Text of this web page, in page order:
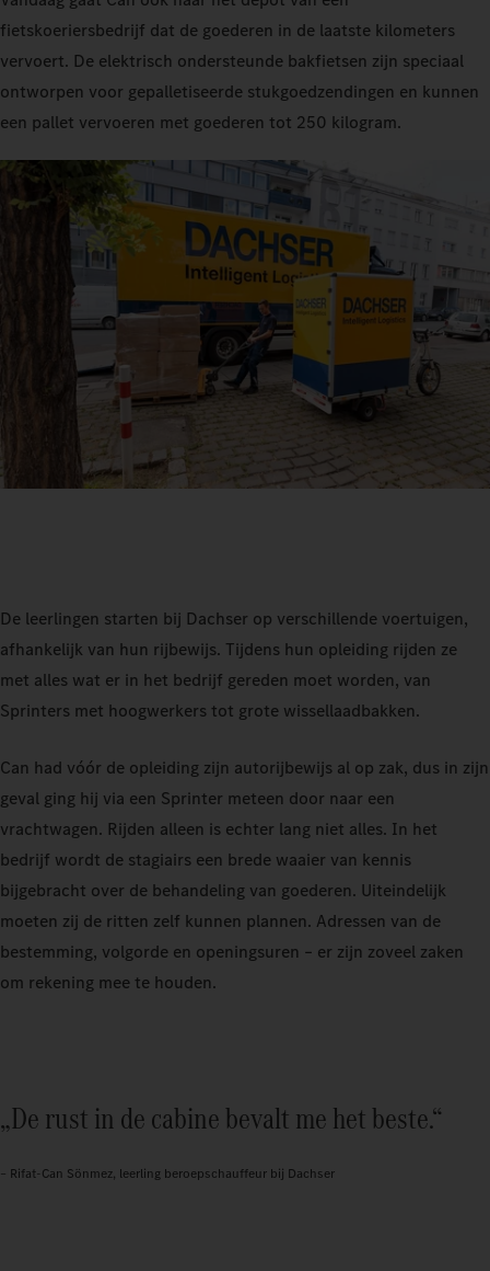
fietskoeriersbedrijf dat de goederen in de laatste kilometers
vervoert. De elektrisch ondersteunde bakfietsen zijn speciaal
ontworpen voor gepalletiseerde stukgoedzendingen en kunnen
een pallet vervoeren met goederen tot 250 kilogram.
De leerlingen starten bij Dachser op verschillende voertuigen,
afhankelijk van hun rijbewijs. Tijdens hun opleiding rijden ze
met alles wat er in het bedrijf gereden moet worden, van
Sprinters met hoogwerkers tot grote wissellaadbakken.
Can had vóór de opleiding zijn autorijbewijs al op zak, dus in zijn
geval ging hij via een Sprinter meteen door naar een
vrachtwagen. Rijden alleen is echter lang niet alles. In het
bedrijf wordt de stagiairs een brede waaier van kennis
bijgebracht over de behandeling van goederen. Uiteindelijk
moeten zij de ritten zelf kunnen plannen. Adressen van de
bestemming, volgorde en openingsuren – er zijn zoveel zaken
om rekening mee te houden.
„De rust in de cabine bevalt me het beste.“
– Rifat-Can Sönmez, leerling beroepschauffeur bij Dachser